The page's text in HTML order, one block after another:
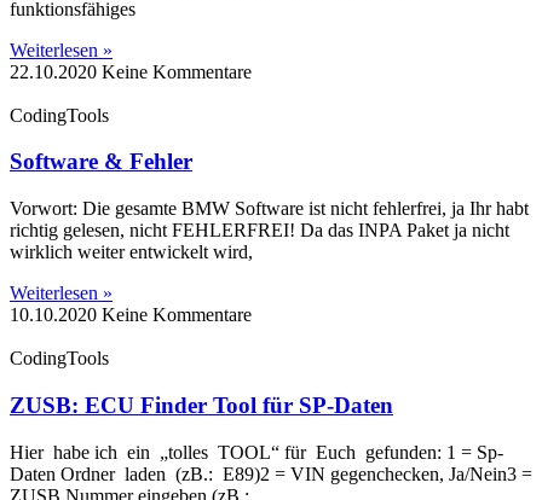
funktionsfähiges
Weiterlesen »
22.10.2020 Keine Kommentare
CodingTools
Software & Fehler
Vorwort: Die gesamte BMW Software ist nicht fehlerfrei, ja Ihr habt
richtig gelesen, nicht FEHLERFREI! Da das INPA Paket ja nicht
wirklich weiter entwickelt wird,
Weiterlesen »
10.10.2020 Keine Kommentare
CodingTools
ZUSB: ECU Finder Tool für SP-Daten
Hier habe ich ein „tolles TOOL“ für Euch gefunden: 1 = Sp-
Daten Ordner laden (zB.: E89)2 = VIN gegenchecken, Ja/Nein3 =
ZUSB Nummer eingeben (zB.: